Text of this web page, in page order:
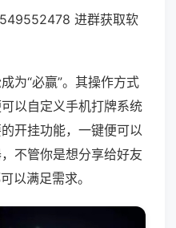
进群获取软
为“必赢”。其操作方式
以自定义手机打牌系统
开挂功能，一键便可以
不管你是想分享给好友
以满足需求。